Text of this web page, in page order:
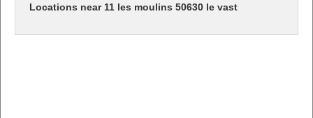
Locations near 11 les moulins 50630 le vast